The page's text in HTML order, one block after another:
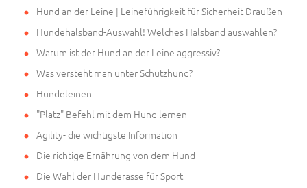
Hund an der Leine | Leineführigkeit für Sicherheit Draußen
Hundehalsband-Auswahl! Welches Halsband auswahlen?
Warum ist der Hund an der Leine aggressiv?
Was versteht man unter Schutzhund?
Hundeleinen
"Platz" Befehl mit dem Hund lernen
Agility- die wichtigste Information
Die richtige Ernährung von dem Hund
Die Wahl der Hunderasse für Sport